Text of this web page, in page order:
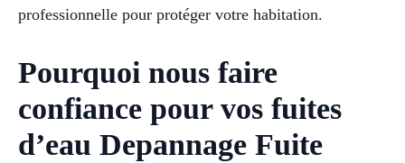
professionnelle pour protéger votre habitation.
Pourquoi nous faire
confiance pour vos fuites
d’eau Depannage Fuite